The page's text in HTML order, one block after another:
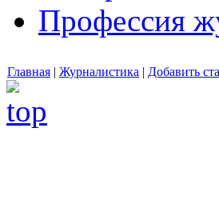
Профессия
Главная | Журналистика | Добавить